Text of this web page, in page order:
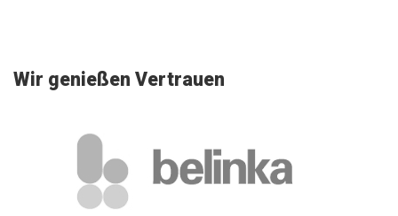
Wir genießen Vertrauen